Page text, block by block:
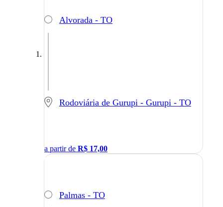
Alvorada - TO
Rodoviária de Gurupi - Gurupi - TO
a partir de R$ 17,00
Palmas - TO